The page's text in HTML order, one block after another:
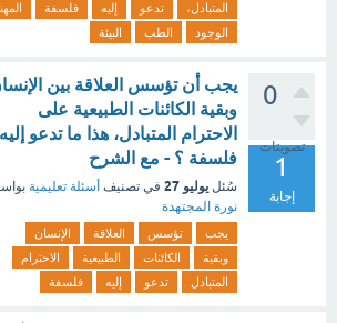
المتبادل،
تدعو إليه فلسفة
الوجود
الطب البيئة
0
تصويتات
1
إجابة
يجب أن تؤسس العلاقة بين
وبقية الكائنات الطبيعية على
الاحترام المتبادل، هذا ما تدعو إليه
فلسفة ؟ - مع الشرح
سُئل يوليو 27 في تصنيف أسئلة تعليمية
نورة المجتهدة
يجب تؤسس العلاقة
الإنسان
وبقية
الكائنات الطبيعية
الاحترام
المتبادل
تدعو إليه فلسفة